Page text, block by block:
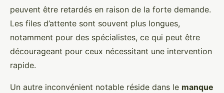
peuvent être retardés en raison de la forte demande.
Les files d’attente sont souvent plus longues,
notamment pour des spécialistes, ce qui peut être
décourageant pour ceux nécessitant une intervention
rapide.
Un autre inconvénient notable réside dans le manque